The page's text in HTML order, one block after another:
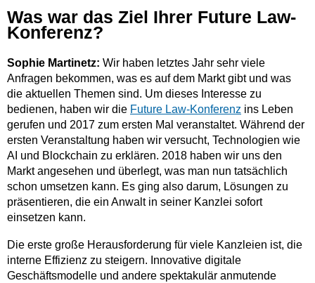
Was war das Ziel Ihrer Future Law-
Konferenz?
Sophie Martinetz: Wir haben letztes Jahr sehr viele
Anfragen bekommen, was es auf dem Markt gibt und was
die aktuellen Themen sind. Um dieses Interesse zu
bedienen, haben wir die Future Law-Konferenz ins Leben
gerufen und 2017 zum ersten Mal veranstaltet. Während der
ersten Veranstaltung haben wir versucht, Technologien wie
AI und Blockchain zu erklären. 2018 haben wir uns den
Markt angesehen und überlegt, was man nun tatsächlich
schon umsetzen kann. Es ging also darum, Lösungen zu
präsentieren, die ein Anwalt in seiner Kanzlei sofort
einsetzen kann.
Die erste große Herausforderung für viele Kanzleien ist, die
interne Effizienz zu steigern. Innovative digitale
Geschäftsmodelle und andere spektakulär anmutende